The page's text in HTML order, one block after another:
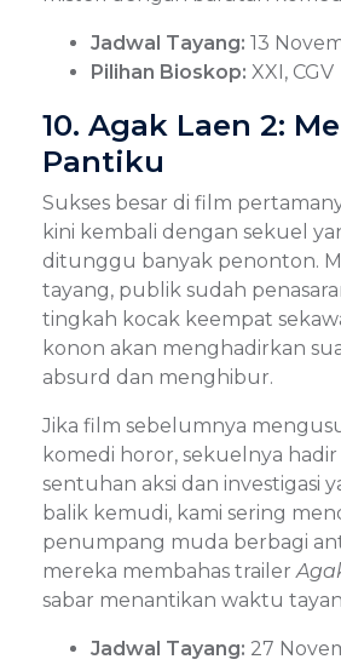
Jadwal Tayang: 13
Pilihan Bioskop: XXI, CGV
10. Agak Laen 2:
Pantiku
Sukses besar di film
kini kembali dengan sekuel
ditunggu banyak penonton.
tayang, publik sudah
tingkah kocak keempat
konon akan menghadirkan
absurd dan menghibur.
Jika film sebelumnya
komedi horor, sekuelnya
sentuhan aksi dan investigasi
balik kemudi, kami sering
penumpang muda berbagi
mereka membahas trailer
sabar menantikan waktu
Jadwal Tayang: 27